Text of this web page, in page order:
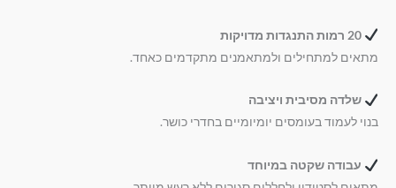
20 רמות התנגדות מדויקות
מתאים למתחילים ולמתאמנים מתקדמים כאחד.
שלדה מסיבית ויציבה
בנוי לעמוד בעומסים יומיומיים בחדרי כושר.
עבודה שקטה במיוחד